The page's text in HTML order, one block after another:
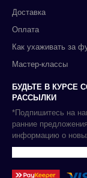
Доставка
Оплата
Как ухаживать за
Мастер-классы
БУДЬТЕ В
РАССЫЛКИ
*Подпишитесь на
ранние
информацию о